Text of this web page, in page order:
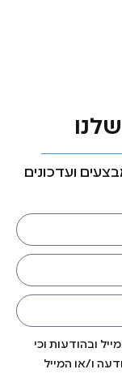
ועדכונים
ובהודעות וכי
ו/או המייל